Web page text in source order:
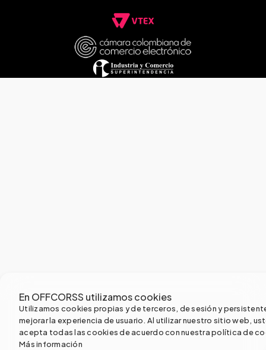
En OFFCORSS utilizamos cookies
Utilizamos cookies propias y de terceros, de sesión y
mejorar la experiencia de usuario. Al utilizar nuestro sitio web,
acepta todas las cookies de acuerdo con nuestra política de
Más información